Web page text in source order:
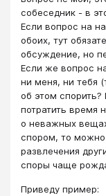
собеседник - в
Если вопрос на
обоих, тут
обсуждение, но
Если же вопрос
ни меня, ни тебя
об этом
потратить время
о неважных
спором, то можно
развлечения
споры чаще
Приведу пример: